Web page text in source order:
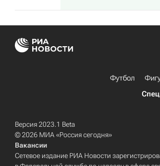
Футбол
Версия 2023.1 Beta
© 2026 МИА «Россия сегодня»
Вакансии
Сетевое издание РИА Новости